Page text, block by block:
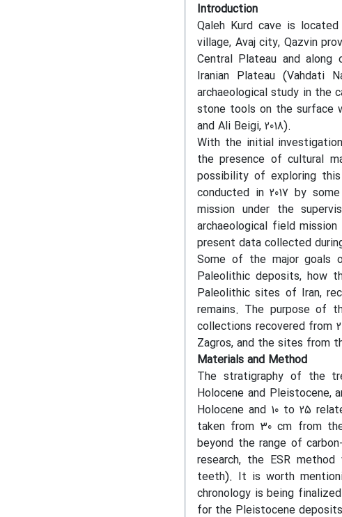
Introduction
Qaleh Kurd cave is
village, Avaj city, Qazvin
Central Plateau and
Iranian Plateau (Vahdati
archaeological study in the
stone tools on the surface
and Ali Beigi, 2018).
With the initial
the presence of cultural
possibility of exploring
conducted in 2017 by
mission under the
archaeological field
present data collected
Some of the major goals
Paleolithic deposits, how
Paleolithic sites of Iran,
remains. The purpose of
collections recovered from
Zagros, and the sites from
Materials and Method
The stratigraphy of the
Holocene and
Holocene and 10 to 25
taken from 30 cm from
beyond the range of
research, the ESR
teeth). It is worth
chronology is being
for the Pleistocene